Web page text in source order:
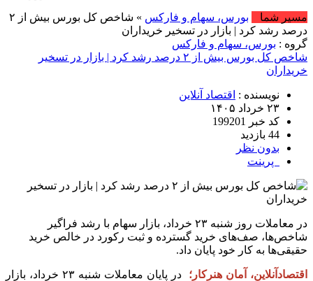
مسیر شما
بورس، سهام و فارکس
» شاخص کل بورس بیش از ۲
درصد رشد کرد | بازار در تسخیر خریداران
گروه : بورس، سهام و فارکس
شاخص کل بورس بیش از ۲ درصد رشد کرد | بازار در تسخیر
خریداران
نویسنده : اقتصاد آنلاین
۲۳ خرداد ۱۴۰۵
کد خبر 199201
44 بازدید
بدون نظر
پرینت
در معاملات روز شنبه ۲۳ خرداد، بازار سهام با رشد فراگیر
شاخص‌ها، صف‌های خرید گسترده و ثبت رکورد در خالص خرید
حقیقی‌ها به کار خود پایان داد.
اقتصادآنلاین، آمان هنرکار؛
در پایان معاملات شنبه ۲۳ خرداد، بازار